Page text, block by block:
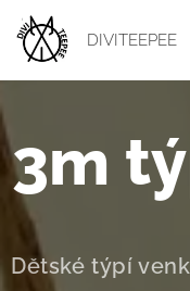
DIVITEEPEE
3m
Dětské týpí